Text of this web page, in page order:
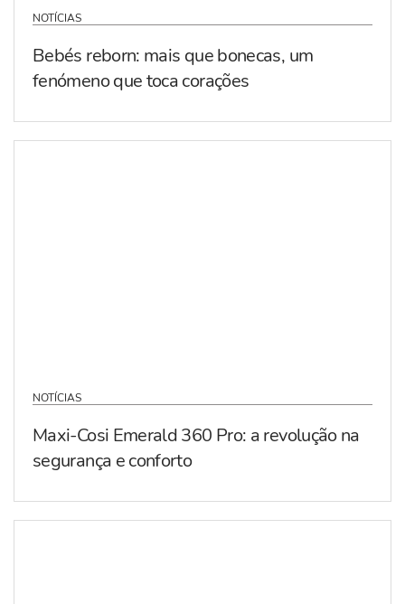
NOTÍCIAS
Bebés reborn: mais que bonecas, um
fenómeno que toca corações
NOTÍCIAS
Maxi-Cosi Emerald 360 Pro: a revolução na
segurança e conforto